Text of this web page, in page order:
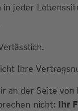
jeder
Ihre
an der Seite von
nicht: Ihr